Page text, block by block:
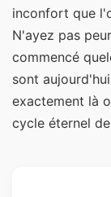
inconfort que
N'ayez pas
commencé
sont
exactement là
cycle éternel